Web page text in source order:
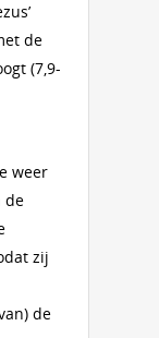
de
(7,9-
weer
de
zij
de